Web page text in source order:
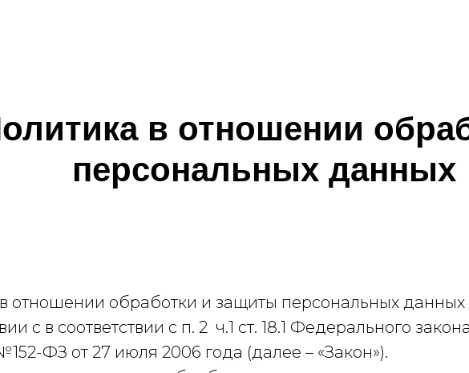
в отношении
персональных данных
в отношении обработки и защиты персональных
с в соответствии с п. 2 ч.1 ст. 18.1 Федерального
ФЗ от 27 июля 2006 года (далее – «Закон»).